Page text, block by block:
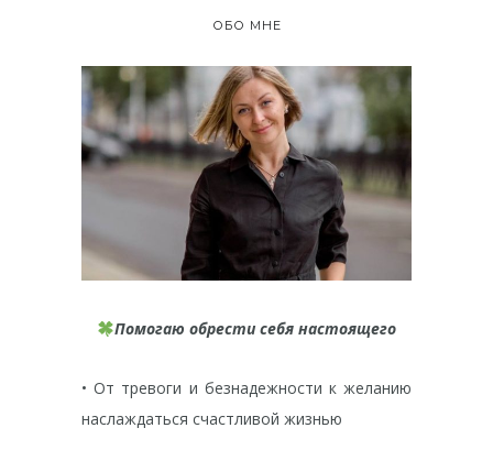
ОБО МНЕ
Помогаю обрести себя настоящего
• От тревоги и безнадежности к желанию
наслаждаться счастливой жизнью